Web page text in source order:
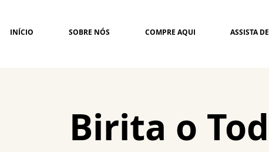
INÍCIO SOBRE NÓS COMPRE AQUI ASSISTA
Birita o